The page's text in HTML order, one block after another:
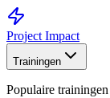
Project Impact
Trainingen
Populaire trainingen